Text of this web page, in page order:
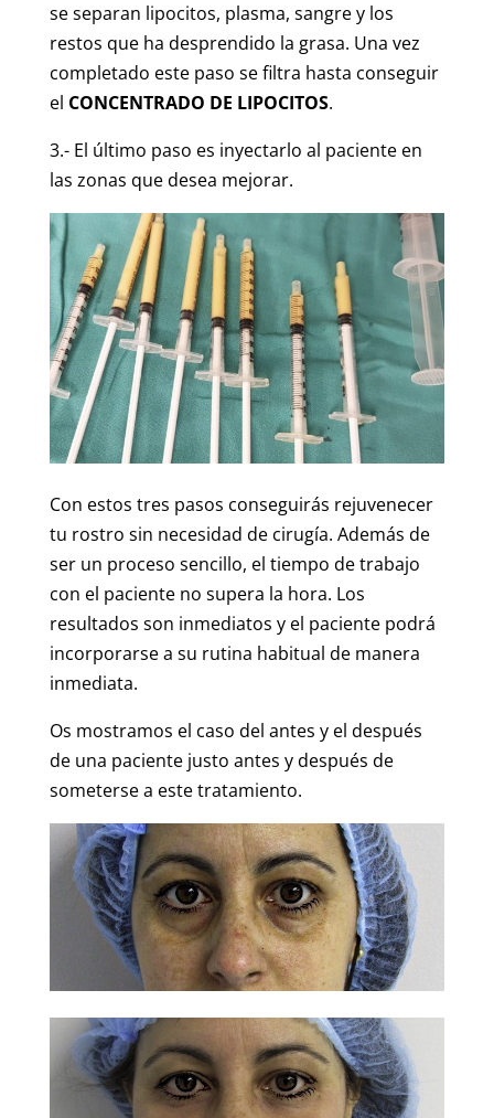
se separan lipocitos, plasma, sangre y los
restos que ha desprendido la grasa. Una vez
completado este paso se filtra hasta conseguir
el CONCENTRADO DE LIPOCITOS.
3.- El último paso es inyectarlo al paciente en
las zonas que desea mejorar.
Con estos tres pasos conseguirás rejuvenecer
tu rostro sin necesidad de cirugía. Además de
ser un proceso sencillo, el tiempo de trabajo
con el paciente no supera la hora. Los
resultados son inmediatos y el paciente podrá
incorporarse a su rutina habitual de manera
inmediata.
Os mostramos el caso del antes y el después
de una paciente justo antes y después de
someterse a este tratamiento.